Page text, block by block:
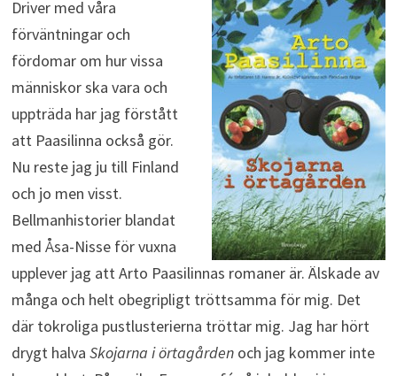
Driver med våra
förväntningar och
fördomar om hur vissa
människor ska vara och
uppträda har jag förstått
att Paasilinna också gör.
Nu reste jag ju till Finland
och jo men visst.
Bellmanhistorier blandat
med Åsa-Nisse för vuxna
upplever jag att Arto Paasilinnas romaner är. Älskade av
många och helt obegripligt tröttsamma för mig. Det
där tokroliga pustlusterierna tröttar mig. Jag har hört
drygt halva Skojarna i örtagårdenoch jag kommer inte